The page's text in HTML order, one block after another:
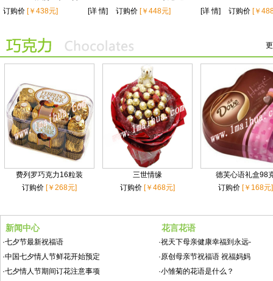
订购价 [￥438元] [详 情]
订购价 [￥448元] [详 情] 订购价 [￥
费列罗巧克力16粒装
订购价[￥268元]
三世情缘
订购价[￥468元]
德芙心语礼盒98
订购价[￥168元]
新闻中心
·七夕节最新祝福语
·中国七夕情人节鲜花开始预定
·七夕情人节期间订花注意事项
花言花语
·祝天下母亲健康幸福到永远-
·原创母亲节祝福语 祝福妈妈
·小雏菊的花语是什么？